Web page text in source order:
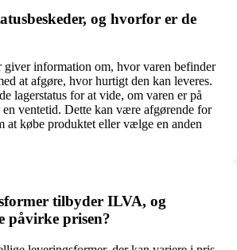
og hvorfor er de
giver information om, hvor varen befinder
at afgøre, hvor hurtigt den kan leveres.
lagerstatus for at vide, om varen er på
en ventetid. Dette kan være afgørende for
at købe produktet eller vælge en anden
tilbyder ILVA, og
påvirke prisen?